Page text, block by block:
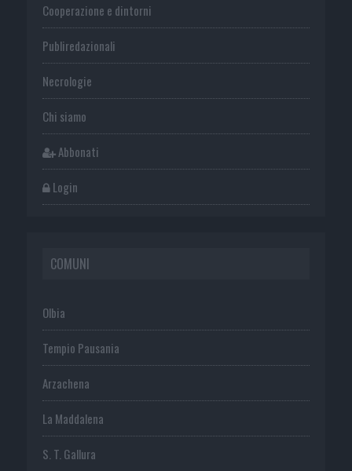
Cooperazione e dintorni
Publiredazionali
Necrologie
Chi siamo
Abbonati
Login
COMUNI
Olbia
Tempio Pausania
Arzachena
La Maddalena
S. T. Gallura